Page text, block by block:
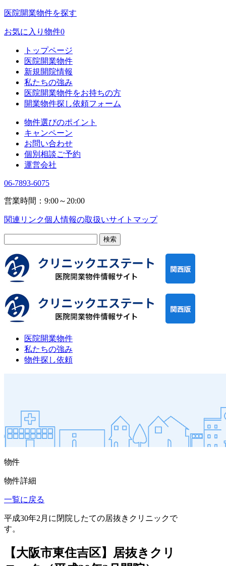
医院開業物件を探す
お気に入り物件0
トップページ
医院開業物件
新規開院情報
私たちの強み
医院開業物件をお持ちの方
開業物件探し依頼フォーム
物件選びのポイント
キャンペーン
お問い合わせ
個別相談ご予約
運営会社
06-7893-6075
営業時間：9:00～20:00
関連リンク個人情報の取扱いサイトマップ
医院開業物件
私たちの強み
物件探し依頼
物件
物件詳細
一覧に戻る
平成30年2月に閉院したての居抜きクリニックで
す。
【大阪市東住吉区】居抜きクリ